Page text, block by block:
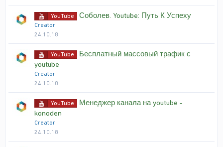
YouTube Соболев. Youtube: Путь К Успеху
Creator
24.10.18
YouTube
Бесплатный массовый трафик с
youtube
Creator
24.10.18
YouTube
Менеджер канала на youtube -
konoden
Creator
24.10.18